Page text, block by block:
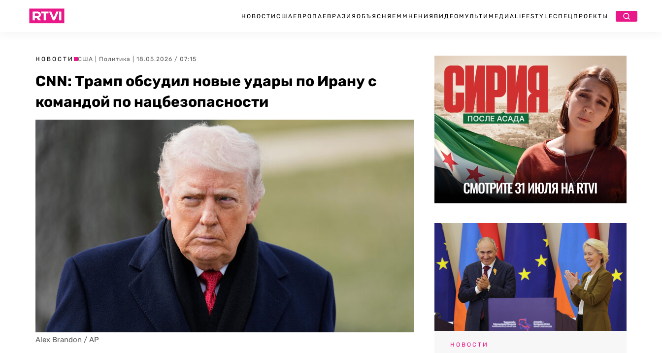
НОВОСТИ США ЕВРОПА ЕВРАЗИЯ ОБЪЯСНЯЕМ МНЕНИЯ ВИДЕО МУЛЬТИМЕДИА LIFESTYLEСПЕЦПРОЕКТЫ
НОВОСТИ США Политика | 18.05.2026 / 07:15
CNN: Трамп обсудил новые удары по Ирану с
командой по нацбезопасности
Alex Brandon / AP
НОВОСТИ